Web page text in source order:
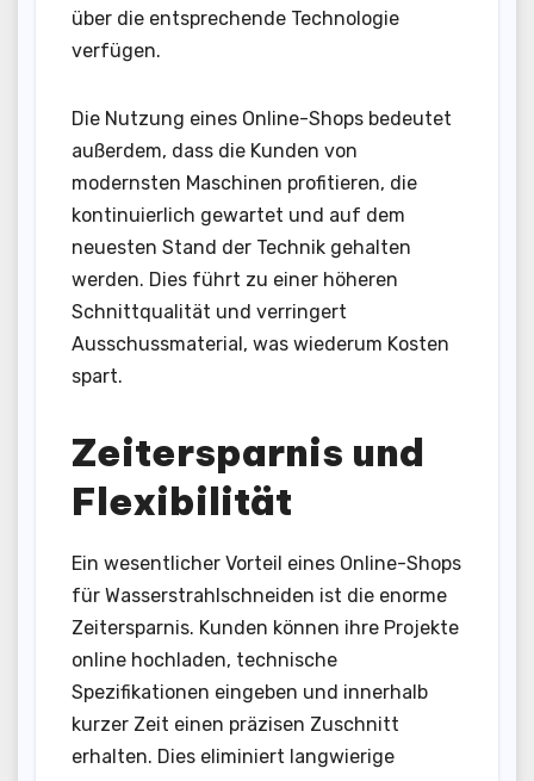
über die entsprechende Technologie
verfügen.
Die Nutzung eines Online-Shops bedeutet
außerdem, dass die Kunden von
modernsten Maschinen profitieren, die
kontinuierlich gewartet und auf dem
neuesten Stand der Technik gehalten
werden. Dies führt zu einer höheren
Schnittqualität und verringert
Ausschussmaterial, was wiederum Kosten
spart.
Zeitersparnis und
Flexibilität
Ein wesentlicher Vorteil eines Online-Shops
für Wasserstrahlschneiden ist die enorme
Zeitersparnis. Kunden können ihre Projekte
online hochladen, technische
Spezifikationen eingeben und innerhalb
kurzer Zeit einen präzisen Zuschnitt
erhalten. Dies eliminiert langwierige